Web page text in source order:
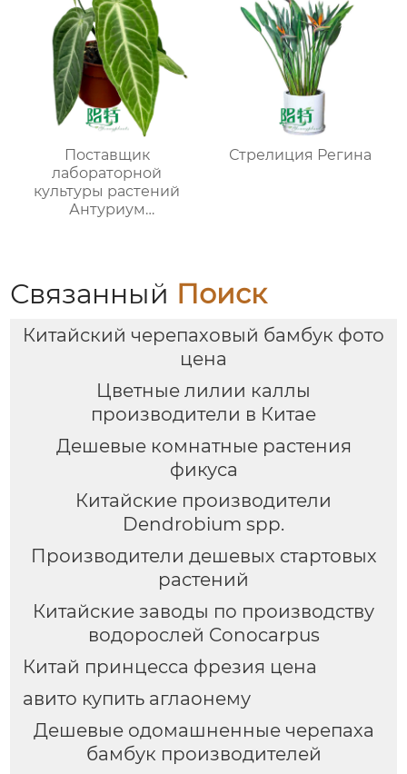
Поставщик
лабораторной
культуры растений
Антуриум
Стрелиция Регина
Связанный Поиск
Китайский черепаховый бамбук фото
цена
Цветные лилии каллы
производители в Китае
Дешевые комнатные растения
фикуса
Китайские производители
Dendrobium spp.
Производители дешевых стартовых
растений
Китайские заводы по производству
водорослей Conocarpus
Китай принцесса фрезия цена
авито купить аглаонему
Дешевые одомашненные черепаха
бамбук производителей